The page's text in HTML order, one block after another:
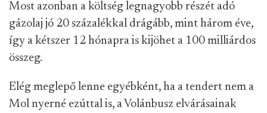
Most azonban a költség legnagyobb részét adó
gázolaj jó 20 százalékkal drágább, mint három éve,
így a kétszer 12 hónapra is kijöhet a 100 milliárdos
összeg.
Elég meglepő lenne egyébként, ha a tendert nem a
Mol nyerné ezúttal is, a Volánbusz elvárásainak